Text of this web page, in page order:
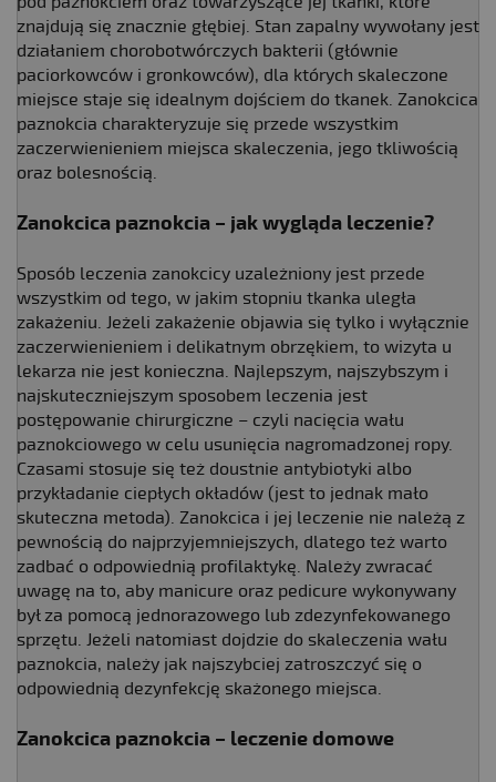
znajdują się znacznie głębiej. Stan zapalny wywołany jest
działaniem chorobotwórczych bakterii (głównie
paciorkowców i gronkowców), dla których skaleczone
miejsce staje się idealnym dojściem do tkanek. Zanokcica
paznokcia charakteryzuje się przede wszystkim
zaczerwienieniem miejsca skaleczenia, jego tkliwością
oraz bolesnością.
Zanokcica paznokcia – jak wygląda leczenie?
Sposób leczenia zanokcicy uzależniony jest przede
wszystkim od tego, w jakim stopniu tkanka uległa
zakażeniu. Jeżeli zakażenie objawia się tylko i wyłącznie
zaczerwienieniem i delikatnym obrzękiem, to wizyta u
lekarza nie jest konieczna. Najlepszym, najszybszym i
najskuteczniejszym sposobem leczenia jest
postępowanie chirurgiczne – czyli nacięcia wału
paznokciowego w celu usunięcia nagromadzonej ropy.
Czasami stosuje się też doustnie antybiotyki albo
przykładanie ciepłych okładów (jest to jednak mało
skuteczna metoda). Zanokcica i jej leczenie nie należą z
pewnością do najprzyjemniejszych, dlatego też warto
zadbać o odpowiednią profilaktykę. Należy zwracać
uwagę na to, aby manicure oraz pedicure wykonywany
był za pomocą jednorazowego lub zdezynfekowanego
sprzętu. Jeżeli natomiast dojdzie do skaleczenia wału
paznokcia, należy jak najszybciej zatroszczyć się o
odpowiednią dezynfekcję skażonego miejsca.
Zanokcica paznokcia – leczenie domowe